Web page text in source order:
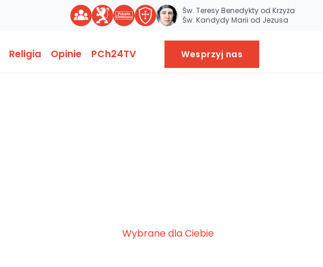
Św. Teresy Benedykty od Krzyża
Św. Kandydy Marii od Jezusa
Religia Opinie PCh24TV Wesprzyj nas
Wybrane dla Ciebie